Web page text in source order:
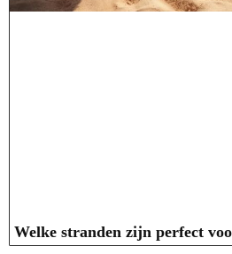
Welke stranden zijn perfect